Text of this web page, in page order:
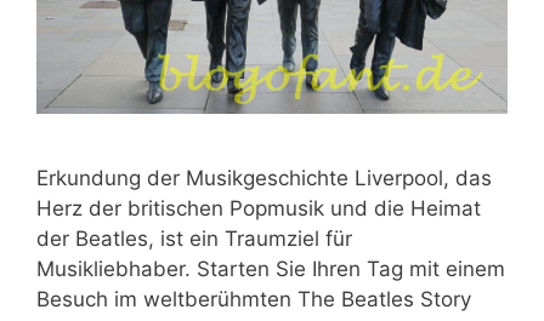
Erkundung der Musikgeschichte Liverpool, das
Herz der britischen Popmusik und die Heimat
der Beatles, ist ein Traumziel für
Musikliebhaber. Starten Sie Ihren Tag mit einem
Besuch im weltberühmten The Beatles Story